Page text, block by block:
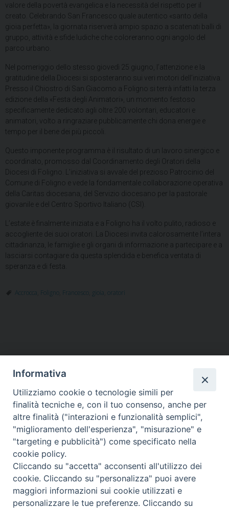
valore della povertà evangelica e la necessità del rispetto per il
creato. Celebrando San Francesco quale autentico «santo della
gioia perfetta», la giornata riserverà ampio spazio a scatenati balli di
gruppo, attività e sfide ludiche che coloreranno ogni angolo del
parco urbano.
Nel pomeriggio dello stesso giovedì 25 giugno, l’attenzione e la
gratitudine della Diocesi si sposteranno sui veri motori dell’iniziativa.
Presso il Chiostro di San Giacomo a Foligno si terrà infatti la terza
edizione della «Festa degli Animatori», un momento festoso
specificamente dedicato agli oltre 200 volontari, educatori e
animatori, volto a ringraziare pubblicamente chi dona energie e
tempo per il bene dei più piccoli.
Questo imponente programma è il risultato di un lavoro sinergico e
coordinato, promosso dal Coordinamento degli Oratori della
Diocesi di Foligno. L’iniziativa si avvale del prezioso Patrocinio del
Comune di Foligno e vede la fondamentale collaborazione operativa
della Caritas diocesana, del Servizio diocesano per la pastorale
giovanile e del Centro Sportivo Italiano (CSI).
L’estate è finalmente iniziata e a Foligno ha il volto pulito, radioso e
accogliente dei suoi oratori. La Diocesi invita calorosamente l’intera
cittadinanza, le famiglie e gli organi di informazione a partecipare e a
lasciarsi contagiare da questa splendida e benefica ventata di
speranza e di festa.
Accrocca Foligno Francesco gioia oratori
HOME VESCOVO ORARI MESSE
CURIA VESCOVILE
TUTELA MINORI
UFFICI PASTORALI PERSONE
VITA CONSACRATA
DOCUMENTI
CONTATTI
Copyright © 2018 Diocesi di Foligno /Curia . Piazza Mons. Faloci 3 - 06034
tel. 0742 350473 fax 0742 349021 email: info@diocesidifoligno.it . pec:
diocesidifoligno@pec.it
Informativa
Utilizziamo cookie o tecnologie simili per
finalità tecniche e, con il tuo consenso, anche per
altre finalità ("interazioni e funzionalità semplici",
"miglioramento dell'esperienza", "misurazione" e
"targeting e pubblicità") come specificato nella
cookie policy.
Cliccando su "accetta" acconsenti all'utilizzo dei
cookie. Cliccando su "personalizza" puoi avere
maggiori informazioni sui cookie utilizzati e
personalizzare le tue preferenze. Cliccando su